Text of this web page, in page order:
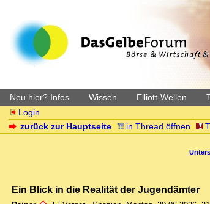
Neu hier? Infos Wissen Elliott-Wellen
Login
zurück zur Hauptseite
in Thread öffnen
Ein Blick in die Realität der Jugendämter